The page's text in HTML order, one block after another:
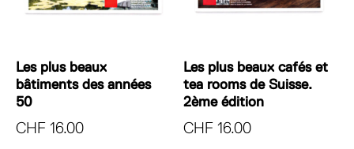
Les plus beaux
bâtiments des années
50
CHF 16.00
Les plus beaux cafés et
tea rooms de Suisse.
2ème édition
CHF 16.00